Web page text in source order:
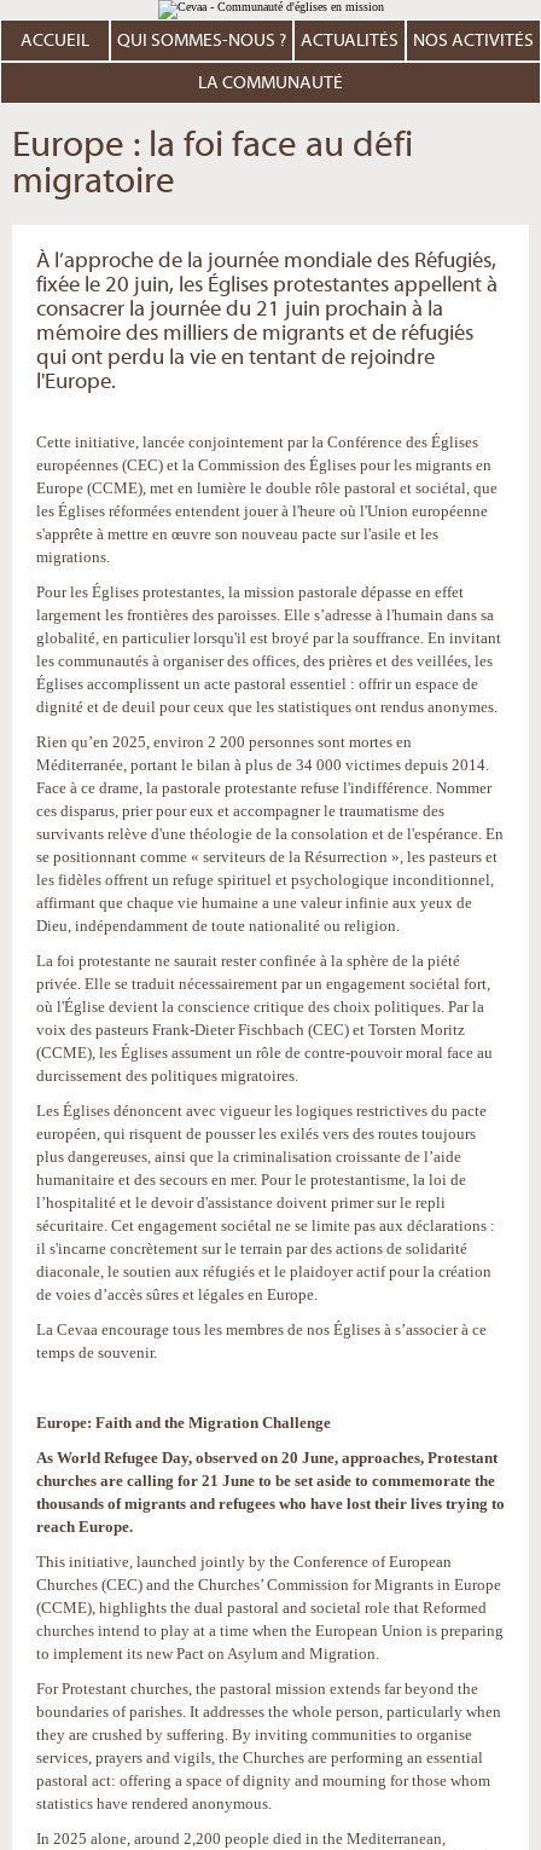
au
contenu.
Aller
personnels
ACCUEIL QUI SOMMES-NOUS ? ACTUALITÉS NOS ACTIVITÉS
LA COMMUNAUTÉ
Europe : la foi face au défi
migratoire
À l’approche de la journée mondiale des Réfugiés,
fixée le 20 juin, les Églises protestantes appellent à
consacrer la journée du 21 juin prochain à la
mémoire des milliers de migrants et de réfugiés
qui ont perdu la vie en tentant de rejoindre
l'Europe.
Cette initiative, lancée conjointement par la Conférence des Églises
européennes (CEC) et la Commission des Églises pour les migrants en
Europe (CCME), met en lumière le double rôle pastoral et sociétal, que
les Églises réformées entendent jouer à l'heure où l'Union européenne
s'apprête à mettre en œuvre son nouveau pacte sur l'asile et les
migrations.
Pour les Églises protestantes, la mission pastorale dépasse en effet
largement les frontières des paroisses. Elle s’adresse à l'humain dans sa
globalité, en particulier lorsqu'il est broyé par la souffrance. En invitant
les communautés à organiser des offices, des prières et des veillées, les
Églises accomplissent un acte pastoral essentiel : offrir un espace de
dignité et de deuil pour ceux que les statistiques ont rendus anonymes.
Rien qu’en 2025, environ 2 200 personnes sont mortes en
Méditerranée, portant le bilan à plus de 34 000 victimes depuis 2014.
Face à ce drame, la pastorale protestante refuse l'indifférence. Nommer
ces disparus, prier pour eux et accompagner le traumatisme des
survivants relève d'une théologie de la consolation et de l'espérance. En
se positionnant comme « serviteurs de la Résurrection », les pasteurs et
les fidèles offrent un refuge spirituel et psychologique inconditionnel,
affirmant que chaque vie humaine a une valeur infinie aux yeux de
Dieu, indépendamment de toute nationalité ou religion.
La foi protestante ne saurait rester confinée à la sphère de la piété
privée. Elle se traduit nécessairement par un engagement sociétal fort,
où l'Église devient la conscience critique des choix politiques. Par la
voix des pasteurs Frank-Dieter Fischbach (CEC) et Torsten Moritz
(CCME), les Églises assument un rôle de contre-pouvoir moral face au
durcissement des politiques migratoires.
Les Églises dénoncent avec vigueur les logiques restrictives du pacte
européen, qui risquent de pousser les exilés vers des routes toujours
plus dangereuses, ainsi que la criminalisation croissante de l’aide
humanitaire et des secours en mer. Pour le protestantisme, la loi de
l’hospitalité et le devoir d'assistance doivent primer sur le repli
sécuritaire. Cet engagement sociétal ne se limite pas aux déclarations :
il s'incarne concrètement sur le terrain par des actions de solidarité
diaconale, le soutien aux réfugiés et le plaidoyer actif pour la création
de voies d’accès sûres et légales en Europe.
La Cevaa encourage tous les membres de nos Églises à s’associer à ce
temps de souvenir.
Europe: Faith and the Migration Challenge
As World Refugee Day, observed on 20 June, approaches, Protestant
churches are calling for 21 June to be set aside to commemorate the
thousands of migrants and refugees who have lost their lives trying to
reach Europe.
This initiative, launched jointly by the Conference of European
Churches (CEC) and the Churches’ Commission for Migrants in Europe
(CCME), highlights the dual pastoral and societal role that Reformed
churches intend to play at a time when the European Union is preparing
to implement its new Pact on Asylum and Migration.
For Protestant churches, the pastoral mission extends far beyond the
boundaries of parishes. It addresses the whole person, particularly when
they are crushed by suffering. By inviting communities to organise
services, prayers and vigils, the Churches are performing an essential
pastoral act: offering a space of dignity and mourning for those whom
statistics have rendered anonymous.
In 2025 alone, around 2,200 people died in the Mediterranean,